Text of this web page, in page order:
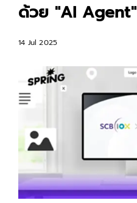
ด้วย "AI Agent"
14 Jul 2025